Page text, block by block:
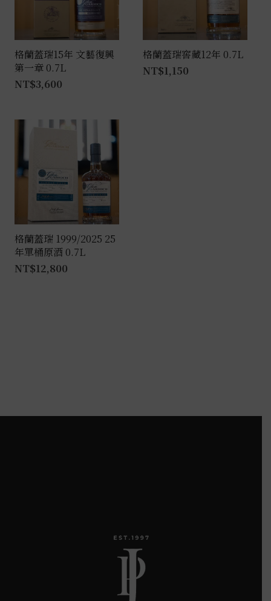
格蘭蓋瑞15年 文藝復興
第一章 0.7L
NT$3,600
格蘭蓋瑞窖藏12年 0.7L
NT$1,150
格蘭蓋瑞 1999/2025 25
年單桶原酒 0.7L
NT$12,800